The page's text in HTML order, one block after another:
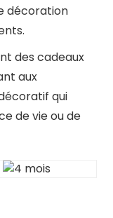
décoration
des cadeaux
aux
qui
de vie ou de